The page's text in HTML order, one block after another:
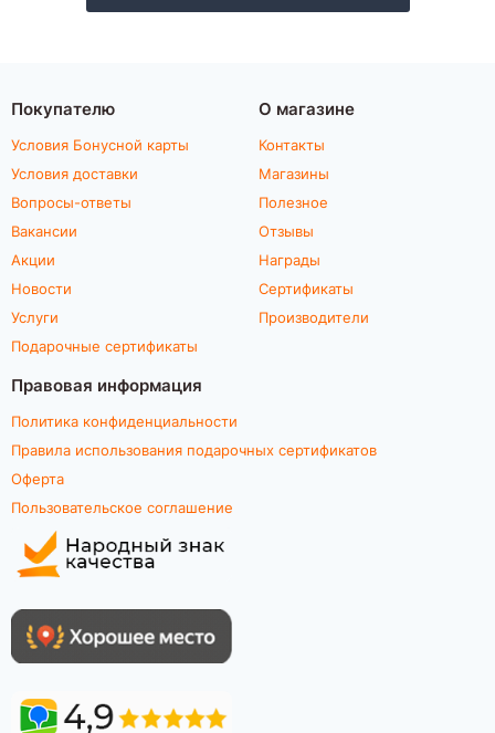
Покупателю
Условия Бонусной карты
Условия доставки
Вопросы-ответы
Вакансии
Акции
Новости
Услуги
Подарочные сертификаты
О магазине
Контакты
Магазины
Полезное
Отзывы
Награды
Сертификаты
Производители
Правовая информация
Политика конфиденциальности
Правила использования подарочных сертификатов
Оферта
Пользовательское соглашение